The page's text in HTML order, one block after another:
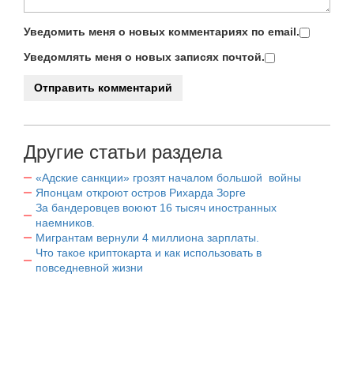
Уведомить меня о новых комментариях по email.
Уведомлять меня о новых записях почтой.
Другие статьи раздела
«Адские санкции» грозят началом большой войны
Японцам откроют остров Рихарда Зорге
За бандеровцев воюют 16 тысяч иностранных
наемников.
Мигрантам вернули 4 миллиона зарплаты.
Что такое криптокарта и как использовать в
повседневной жизни